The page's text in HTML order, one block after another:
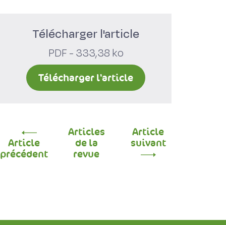
Télécharger l'article
PDF - 333,38 ko
Télécharger l'article
Article
précédent
Articles
de la
revue
Article
suivant